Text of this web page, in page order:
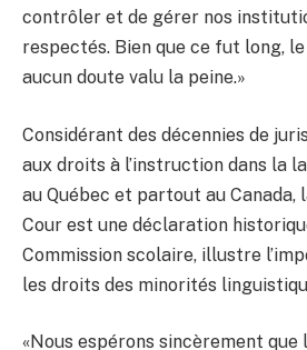
contrôler et de gérer nos
respectés. Bien que ce fut long,
aucun doute valu la peine.»
Considérant des décennies de
aux droits à l’instruction dans la
au Québec et partout au Canada,
Cour est une déclaration
Commission scolaire, illustre
les droits des minorités
«Nous espérons sincèrement